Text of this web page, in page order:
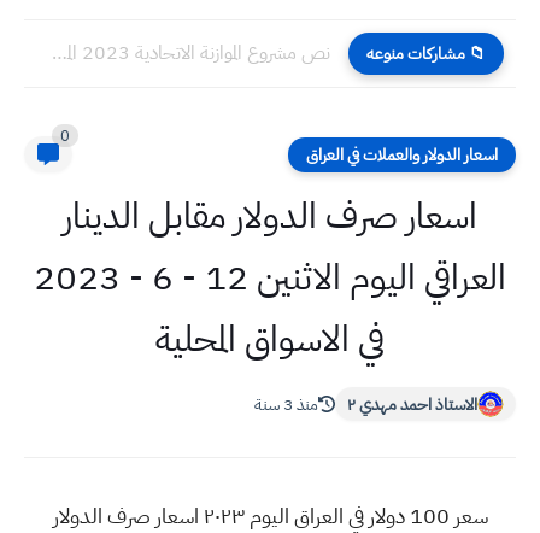
📁 مشاركات منوعه نص مشروع الموازنة الاتحادية 2023 المصوت عليه في مجلس الوزراء...
اسعار الدولار والعملات في العراق
0
اسعار صرف الدولار مقابل الدينار
العراقي اليوم الاثنين 12 - 6 - 2023
في الاسواق المحلية
الاستاذ احمد مهدي ٢ منذ 3 سنة
سعر 100 دولار في العراق اليوم ٢٠٢٣ اسعار صرف الدولار